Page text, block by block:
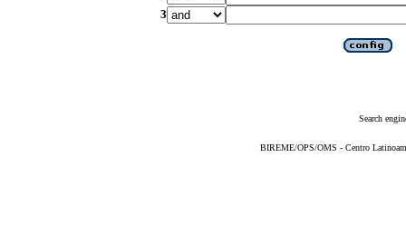
3
Search
BIREME/OPS/OMS - Centro